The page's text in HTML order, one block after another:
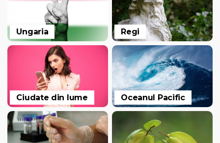
Ungaria Regi
Ciudate din lume Oceanul Pacific